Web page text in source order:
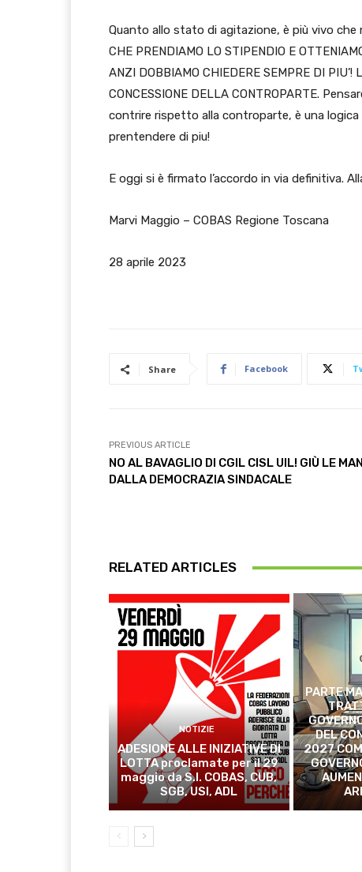
Quanto allo stato di agitazione, è più vivo che
CHE PRENDIAMO LO STIPENDIO E
ANZI DOBBIAMO CHIEDERE SEMPRE DI PIU’!
CONCESSIONE DELLA CONTROPARTE.
contrire rispetto alla controparte, è una logica
prentendere di piu!
E oggi si è firmato l’accordo in via definitiva.
Marvi Maggio – COBAS Regione Toscana
28 aprile 2023
Share Facebook
PREVIOUS ARTICLE
NO AL BAVAGLIO DI CGIL CISL UIL! GIÙ LE
DALLA DEMOCRAZIA SINDACALE
RELATED ARTICLES
NOTIZIE
ADESIONE ALLE INIZIATIVE DI
LOTTA proclamate per il 29
maggio da S.I. COBAS, CUB,
SGB, USI, ADL
PARTE
DEL
2027